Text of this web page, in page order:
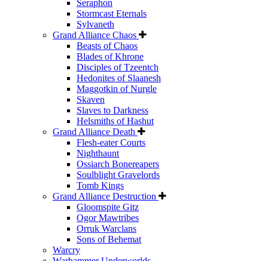
Seraphon
Stormcast Eternals
Sylvaneth
Grand Alliance Chaos
Beasts of Chaos
Blades of Khrone
Disciples of Tzeentch
Hedonites of Slaanesh
Maggotkin of Nurgle
Skaven
Slaves to Darkness
Helsmiths of Hashut
Grand Alliance Death
Flesh-eater Courts
Nighthaunt
Ossiarch Bonereapers
Soulblight Gravelords
Tomb Kings
Grand Alliance Destruction
Gloomspite Gitz
Ogor Mawtribes
Orruk Warclans
Sons of Behemat
Warcry